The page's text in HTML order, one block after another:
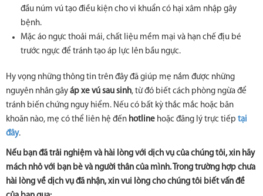
đầu núm vú tạo điều kiện cho vi khuẩn có hại xâm nhập gây
bệnh.
Mặc áo ngực thoải mái, chất liệu mềm mại và hạn chế địu bé
trước ngực để tránh tạo áp lực lên bầu ngực.
Hy vọng những thông tin trên đây đã giúp mẹ nắm được những
nguyên nhân gây áp xe vú sau sinh, từ đó biết cách phòng ngừa để
tránh biến chứng nguy hiểm. Nếu có bất kỳ thắc mắc hoặc băn
khoăn nào, mẹ có thể liên hệ đến hotline hoặc đăng lý trực tiếp tại
đây.
Nếu bạn đã trải nghiệm và hài lòng với dịch vụ của chúng tôi, xin hãy
mách nhỏ với bạn bè và người thân của mình. Trong trường hợp chưa
hài lòng về dịch vụ đã nhận, xin vui lòng cho chúng tôi biết vấn đề